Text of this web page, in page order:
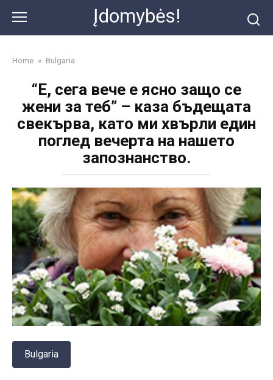
content
Įdomybės!
Home » Bulgaria
“Е, сега вече е ясно защо се
жени за теб” – каза бъдещата
свекърва, като ми хвърли един
поглед вечерта на нашето
запознанство.
Bulgaria